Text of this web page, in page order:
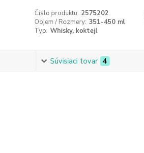
Číslo produktu: 2575202
Objem / Rozmery: 351-450 ml
Typ: Whisky, koktejl
Súvisiaci tovar 4